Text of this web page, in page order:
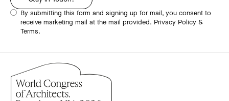
By submitting this form and signing up for mail, you consent to
receive marketing mail at the mail provided. Privacy Policy &
Terms.